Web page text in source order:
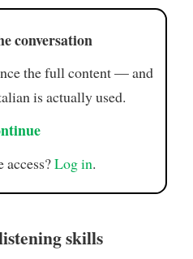
conversation
the full content — and
is actually used.
access?Log in.
skills